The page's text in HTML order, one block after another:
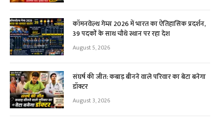
कॉमनवेल्थ गेम्स 2026 में भारत का ऐतिहासिक प्रदर्शन,
39 पदकों के साथ चौथे स्थान पर रहा देश
August 5, 2026
संघर्ष की जीत: कबाड़ बीनने वाले परिवार का बेटा बनेगा
डॉक्टर
August 3, 2026